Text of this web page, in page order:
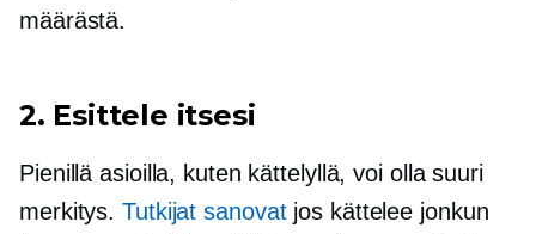
määrästä.
2. Esittele itsesi
Pienillä asioilla, kuten kättelyllä, voi olla suuri
merkitys.Tutkijat sanovatjos kättelee jonkun